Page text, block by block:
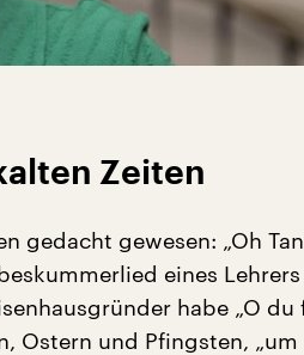
Zeiten
gedacht gewesen: „Oh
eines
habe „O du
Ostern und Pfingsten,